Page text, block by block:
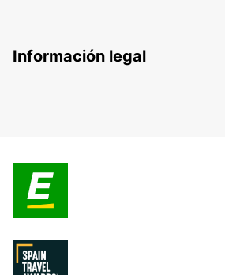
Información legal